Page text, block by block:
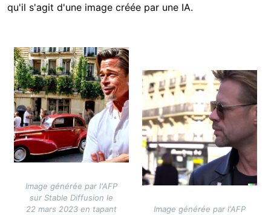
qu'il s'agit d'une image créée par une IA.
Image
Image générée par l'AFP
sur Stable Diffusion le
22 mars 2023 en tapant
Image
Image générée par l'AFP